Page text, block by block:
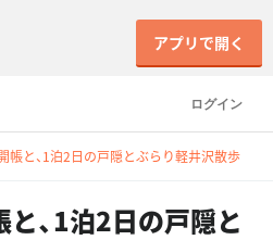
ログイン
アプリで開く
帳と、1泊2日の戸隠とぶらり軽井沢散歩
、1泊2日の戸隠と